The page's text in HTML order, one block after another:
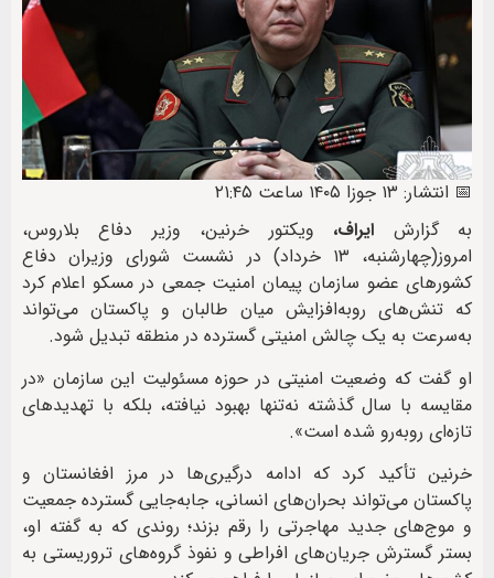
📅 انتشار: ۱۳ جوزا ۱۴۰۵ ساعت ۲۱:۴۵
به گزارش ایراف، ویکتور خرنین، وزیر دفاع بلاروس،
امروز(چهارشنبه، ۱۳ خرداد) در نشست شورای وزیران دفاع
کشورهای عضو سازمان پیمان امنیت جمعی در مسکو اعلام کرد
که تنش‌های رو‌به‌افزایش میان طالبان و پاکستان می‌تواند
به‌سرعت به یک چالش امنیتی گسترده در منطقه تبدیل شود.
او گفت که وضعیت امنیتی در حوزه مسئولیت این سازمان «در
مقایسه با سال گذشته نه‌تنها بهبود نیافته، بلکه با تهدیدهای
تازه‌ای روبه‌رو شده است».
خرنین تأکید کرد که ادامه درگیری‌ها در مرز افغانستان و
پاکستان می‌تواند بحران‌های انسانی، جابه‌جایی گسترده جمعیت
و موج‌های جدید مهاجرتی را رقم بزند؛ روندی که به گفته او،
بستر گسترش جریان‌های افراطی و نفوذ گروه‌های تروریستی به